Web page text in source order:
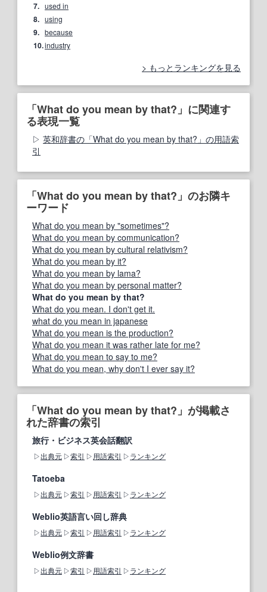
7. used in
8. using
9. because
10.industry
もっとランキングを見る
「What do you mean by that?」に関連す
る表現一覧
英和辞書の「What do you mean by that?」の用語索
引
「What do you mean by that?」のお隣キ
ーワード
What do you mean by "sometimes"?
What do you mean by communication?
What do you mean by cultural relativism?
What do you mean by it?
What do you mean by lama?
What do you mean by personal matter?
What do you mean by that?
What do you mean. I don't get it.
what do you mean in japanese
What do you mean is the production?
What do you mean it was rather late for me?
What do you mean to say to me?
What do you mean, why don't I ever say it?
「What do you mean by that?」が掲載さ
れた辞書の索引
旅行・ビジネス英会話翻訳
出典元 索引 用語索引 ランキング
Tatoeba
出典元 索引 用語索引 ランキング
Weblio英語言い回し辞典
出典元 索引 用語索引 ランキング
Weblio例文辞書
出典元 索引 用語索引 ランキング